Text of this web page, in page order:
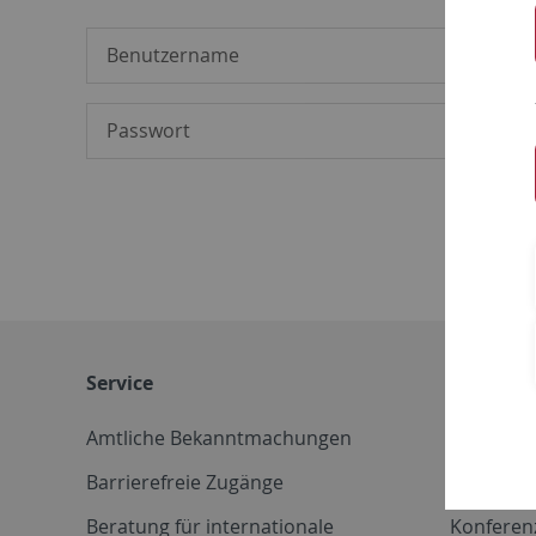
Service
Amtliche Bekanntmachungen
Barrierefreie Zugänge
Beratung für internationale